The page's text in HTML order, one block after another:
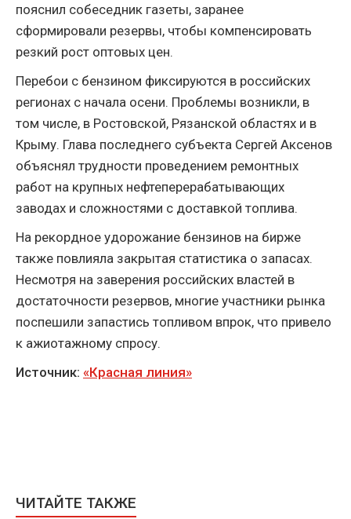
пояснил собеседник газеты, заранее
сформировали резервы, чтобы компенсировать
резкий рост оптовых цен.
Перебои с бензином фиксируются в российских
регионах с начала осени. Проблемы возникли, в
том числе, в Ростовской, Рязанской областях и в
Крыму. Глава последнего субъекта Сергей Аксенов
объяснял трудности проведением ремонтных
работ на крупных нефтеперерабатывающих
заводах и сложностями с доставкой топлива.
На рекордное удорожание бензинов на бирже
также повлияла закрытая статистика о запасах.
Несмотря на заверения российских властей в
достаточности резервов, многие участники рынка
поспешили запастись топливом впрок, что привело
к ажиотажному спросу.
Источник: «Красная линия»
ЧИТАЙТЕ ТАКЖЕ